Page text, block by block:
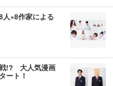
人×8作家による
戦!? 大人気漫画
ート！